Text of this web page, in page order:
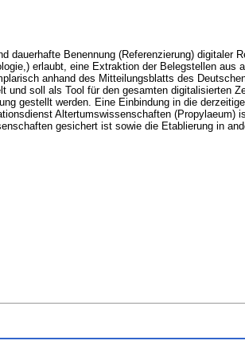
Benennung (Referenzierung) digitaler
erlaubt, eine Extraktion der Belegstellen aus
anhand des Mitteilungsblatts des
soll als Tool für den gesamten digitalisierten
gestellt werden. Eine Einbindung in die
Altertumswissenschaften (Propylaeum)
gesichert ist sowie die Etablierung in